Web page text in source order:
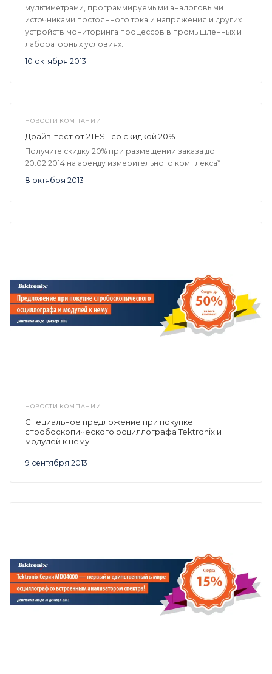
10 октября 2013
мультиметрами, программируемыми аналоговыми
источниками постоянного тока и напряжения и других
устройств мониторинга процессов в промышленных и
лабораторных условиях.
НОВОСТИ КОМПАНИИ
8 октября 2013
Драйв-тест от 2TEST со скидкой 20%
Получите скидку 20% при размещении заказа до
20.02.2014 на аренду измерительного комплекса*
НОВОСТИ КОМПАНИИ
9 сентября 2013
Специальное предложение при покупке
стробоскопического осциллографа Tektronix и
модулей к нему